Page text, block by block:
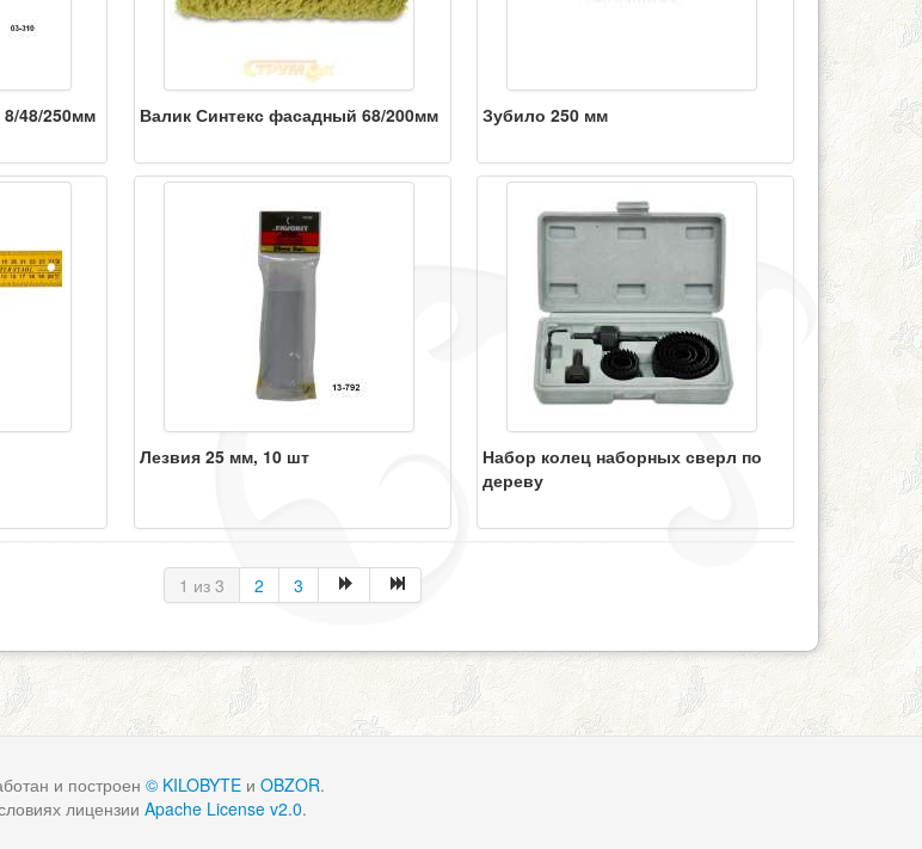
8/48/250мм Валик Синтекс фасадный 68/200мм Зубило 250 мм
Лезвия 25 мм, 10 шт
Набор колец наборных сверл по
дереву
1 из 3 2 3
и построен © KILOBYTEи OBZOR.
лицензии Apache License v2.0.